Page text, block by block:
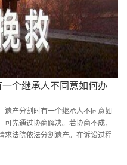
个继承人不同意如何办
遗产分割时有一个继承人不同意如
先通过协商解决。若协商不成，
求法院依法分割遗产。在诉讼过程